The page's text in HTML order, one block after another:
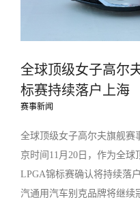
全球顶级女子高尔
标赛持续落户上海
赛事新闻
全球顶级女子高尔夫旗舰赛
京时间11月20日，作为全
LPGA锦标赛确认将持续落
汽通用汽车别克品牌将继续